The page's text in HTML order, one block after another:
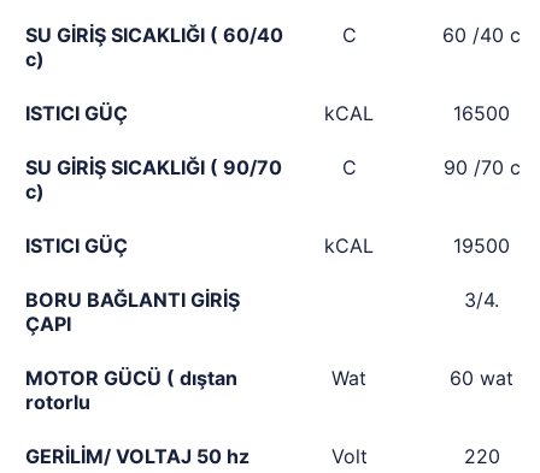
SU GİRİŞ SICAKLIĞI ( 60/40
c)
C 60 /40 c
ISTICI GÜÇ kCAL 16500
SU GİRİŞ SICAKLIĞI ( 90/70
c)
C 90 /70 c
ISTICI GÜÇ kCAL 19500
BORU BAĞLANTI GİRİŞ
ÇAPI
3/4.
MOTOR GÜCÜ ( dıştan
rotorlu
Wat 60 wat
GERİLİM/ VOLTAJ 50 hz Volt 220